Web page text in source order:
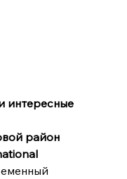
интересные
район